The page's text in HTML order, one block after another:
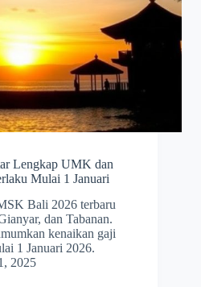
Lengkap UMK dan
Mulai 1 Januari
Bali 2026 terbaru
dan Tabanan.
kenaikan gaji
1 Januari 2026.
2025